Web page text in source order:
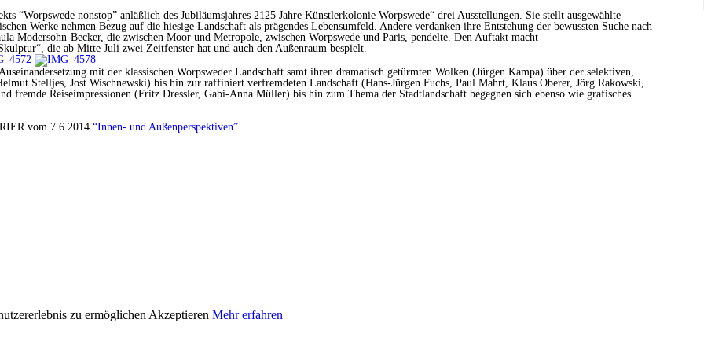
“Worpswede nonstop” anläßlich des Jubiläumsjahres 2125 Jahre Künstlerkolonie Worpswede“ drei Ausstellungen. Sie stellt ausgewählte
Werke nehmen Bezug auf die hiesige Landschaft als prägendes Lebensumfeld. Andere verdanken ihre Entstehung der bewussten Suche nach
Modersohn-Becker, die zwischen Moor und Metropole, zwischen Worpswede und Paris, pendelte. Den Auftakt macht
die ab Mitte Juli zwei Zeitfenster hat und auch den Außenraum bespielt.
mit der klassischen Worpsweder Landschaft samt ihren dramatisch getürmten Wolken (Jürgen Kampa) über der selektiven,
Stelljes, Jost Wischnewski) bis hin zur raffiniert verfremdeten Landschaft (Hans-Jürgen Fuchs, Paul Mahrt, Klaus Oberer, Jörg Rakowski,
fremde Reiseimpressionen (Fritz Dressler, Gabi-Anna Müller) bis hin zum Thema der Stadtlandschaft begegnen sich ebenso wie grafisches
vom 7.6.2014 “Innen- und Außenperspektiven”.
zu ermöglichen Akzeptieren Mehr erfahren